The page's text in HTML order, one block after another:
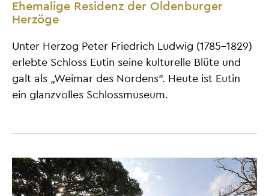
Ehemalige Residenz der Oldenburger
Herzöge
Unter Herzog Peter Friedrich Ludwig (1785-1829)
erlebte Schloss Eutin seine kulturelle Blüte und
galt als „Weimar des Nordens". Heute ist Eutin
ein glanzvolles Schlossmuseum.